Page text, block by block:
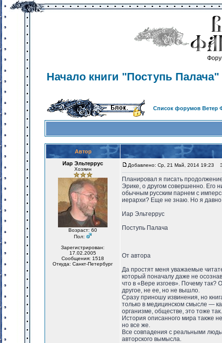
Начало книги "Поступь Палача"
Список форумов Ветер
Автор
Иар Эльтеррус
Хозяин
Возраст: 60
Пол:
Зарегистрирован:
17.02.2005
Сообщения: 1518
Откуда: Санкт-Петербург
Добавлено: Ср, 21 Май, 2014 19:23
Планировал я писать
Эрике, о другом совершенно. Его
обычным русским парнем с
иерархи? Еще не знаю. Но я давно
Иар Эльтеррус
Поступь Палача
От автора
Да простят меня уважаемые
который поначалу даже не
что в «Вере изгоев». Почему так?
другое, не ее, но не вышло.
Сразу приношу извинения, но
только в медицинском смысле —
организме, обществе, это тоже так.
История описанного мира также
но все же.
Все совпадения с реальными
авторского вымысла.